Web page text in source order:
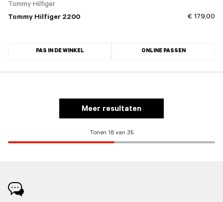
Tommy Hilfiger
Tommy Hilfiger 2200
€ 179,00
PAS IN DE WINKEL ONLINE PASSEN
Meer resultaten
Tonen 18 van 35